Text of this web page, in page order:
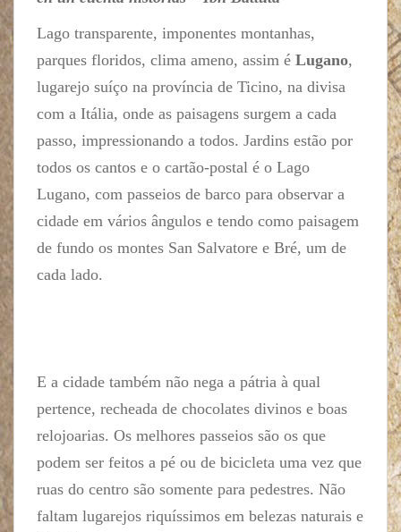
Lago transparente, imponentes montanhas,
parques floridos, clima ameno, assim é Lugano,
lugarejo suíço na província de Ticino, na divisa
com a Itália, onde as paisagens surgem a cada
passo, impressionando a todos. Jardins estão por
todos os cantos e o cartão-postal é o Lago
Lugano, com passeios de barco para observar a
cidade em vários ângulos e tendo como paisagem
de fundo os montes San Salvatore e Bré, um de
cada lado.
E a cidade também não nega a pátria à qual
pertence, recheada de chocolates divinos e boas
relojoarias. Os melhores passeios são os que
podem ser feitos a pé ou de bicicleta uma vez que
ruas do centro são somente para pedestres. Não
faltam lugarejos riquíssimos em belezas naturais e